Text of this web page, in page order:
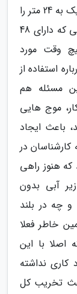
هایی با طولی نزدیک به 4 متر و ارتفاعی نزدیک به 24 متر را
با هزینه ای نسبتا زیاد ساختند. این زیردریایی که دارای 48
وقت مورد
استفاده از
مسئله هم
موج هایی
باعث ایجاد
در
که هنوز راهی
آبی بدون
چه در بلند
خاطر فعلا
اصلا با این
نداشته
تخریب کل